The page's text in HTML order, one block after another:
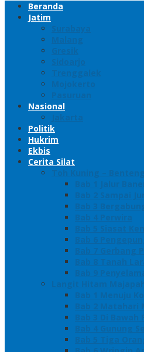
Beranda
Jatim
Surabaya
Malang
Gresik
Sidoarjo
Trenggalek
Mojokerto
Pasuruan
Nasional
Jakarta
Politik
Hukrim
Ekbis
Cerita Silat
Toh Kuning –
Bab 1 Jalur
Bab 2 Sampai
Bab 3
Bab 4 Perwira
Bab 5 Siasat
Bab 6
Bab 7 Gerbang
Bab 8 Tanah
Bab 9
Langit Hitam
Bab 1 Menuju
Bab 2 Matahari
Bab 3 Di
Bab 4 Gunung
Bab 5 Tiga